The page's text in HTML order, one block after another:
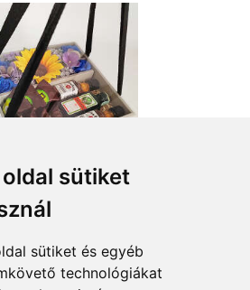
sütiket
sütiket és egyéb
technológiákat
Tiszta szívvel